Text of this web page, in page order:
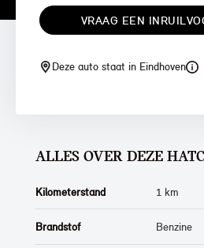
VRAAG EEN
Deze auto staat in Eindhoven
ALLES OVER DEZE
Kilometerstand 1 km
Brandstof Benzine